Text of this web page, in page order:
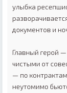
улыбка
документов и
Главный герой
чистыми от
— по
неутомимо